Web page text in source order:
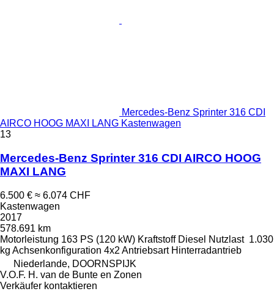
Mercedes-Benz Sprinter 316 CDI
AIRCO HOOG MAXI LANG Kastenwagen
13
Mercedes-Benz Sprinter 316 CDI AIRCO HOOG
MAXI LANG
6.500 € ≈ 6.074 CHF
Kastenwagen
2017
578.691 km
Motorleistung 163 PS (120 kW) Kraftstoff Diesel Nutzlast 1.030
kg Achsenkonfiguration 4x2 Antriebsart Hinterradantrieb
Niederlande, DOORNSPIJK
V.O.F. H. van de Bunte en Zonen
Verkäufer kontaktieren